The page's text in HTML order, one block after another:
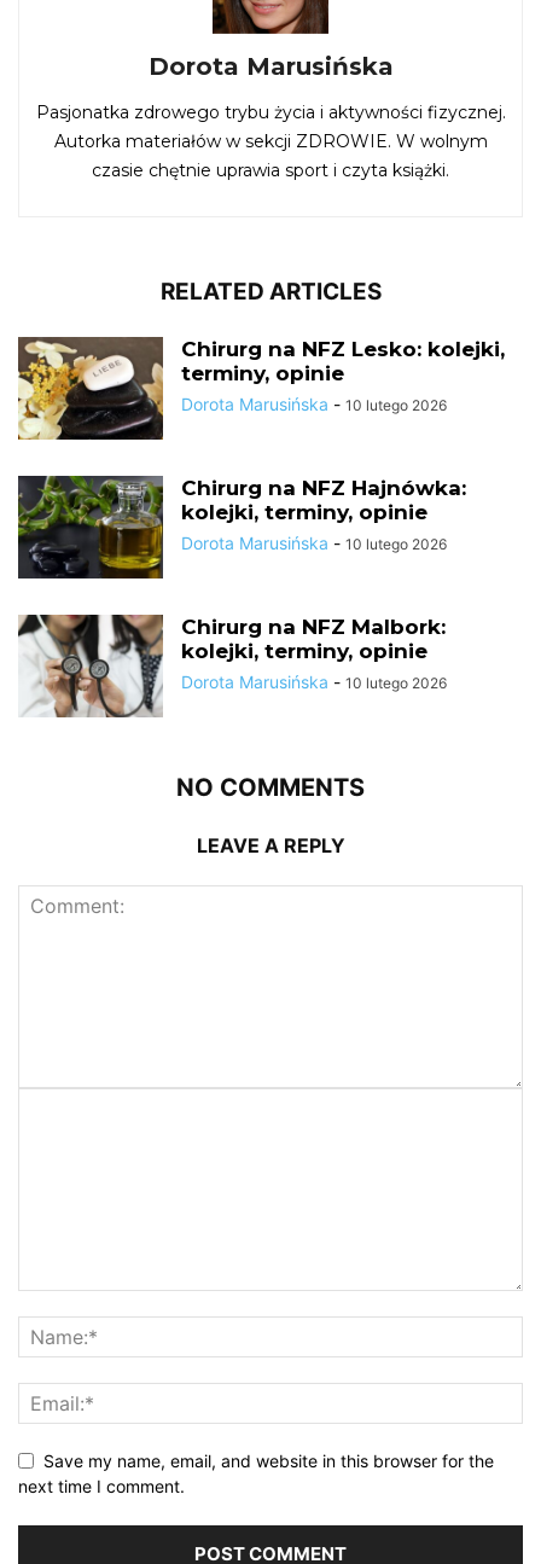
Dorota Marusińska
Pasjonatka zdrowego trybu życia i aktywności fizycznej.
Autorka materiałów w sekcji ZDROWIE. W wolnym
czasie chętnie uprawia sport i czyta książki.
RELATED ARTICLES
Chirurg na NFZ Lesko: kolejki,
terminy, opinie
Dorota Marusińska - 10 lutego 2026
Chirurg na NFZ Hajnówka:
kolejki, terminy, opinie
Dorota Marusińska - 10 lutego 2026
Chirurg na NFZ Malbork:
kolejki, terminy, opinie
Dorota Marusińska - 10 lutego 2026
NO COMMENTS
LEAVE A REPLY
Save my name, email, and website in this browser for the
next time I comment.